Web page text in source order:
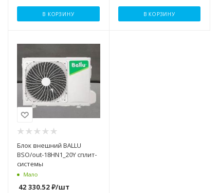
В КОРЗИНУ В КОРЗИНУ
Блок внешний BALLU
BSO/out-18HN1_20Y сплит-
системы
Мало
42 330.52 ₽/шт